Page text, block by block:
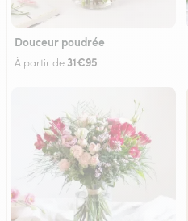
Douceur poudrée
À partir de 31€95